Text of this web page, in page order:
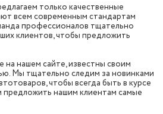
только качественные
всем современным стандартам
профессионалов тщательно
клиентов, чтобы предложить
на нашем сайте, известны своим
Мы тщательно следим за новинками
чтобы всегда быть в курсе
предложить нашим клиентам самые